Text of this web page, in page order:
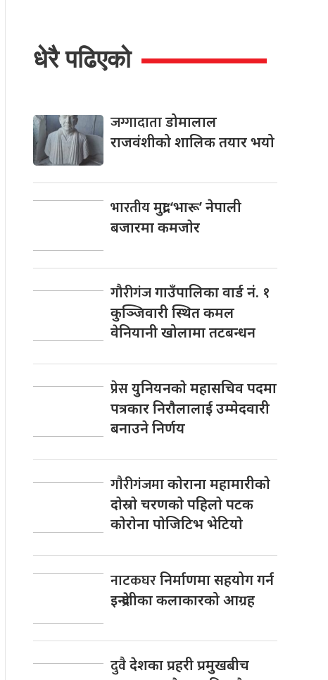
धेरै पढिएको
जग्गादाताडोमालाल
राजवंशीको शालिक तयार भयो
भारतीयमुद्रा ‘भारू’ नेपाली
बजारमा कमजाेर
गौरीगंजगाउँपालिका वार्ड नं. १
कुञ्जिवारी स्थित कमल
वेनियानी खोलामा तटबन्धन
प्रेसयुनियनकाे महासचिव पदमा
पत्रकार निराैलालाई उम्मेदवारी
बनाउने निर्णय
गाैरीगंजमाकाेराना महामारीकाे
दाेस्राे चरणकाे पहिलाे पटक
काेराेना पाेजिटिभ भेटियाे
नाटकघरनिर्माणमा सहयोग गर्न
इन्द्रेणीका कलाकारको आग्रह
दुवैदेशका प्रहरी प्रमुखबीच